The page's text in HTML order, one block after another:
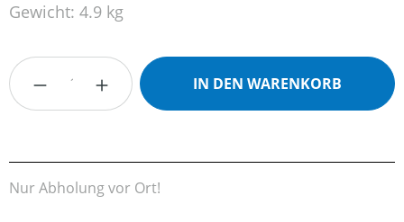
Gewicht: 4.9 kg
Produkt Anzahl: Gib den gewünschten
IN DEN WARENKORB
Nur Abholung vor Ort!